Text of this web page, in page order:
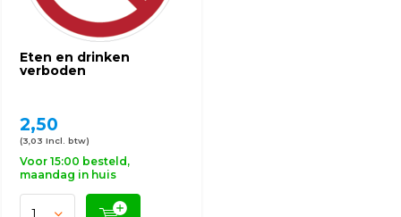
Eten en drinken
verboden
2,50
(3,03 Incl. btw)
Voor 15:00 besteld,
maandag in huis